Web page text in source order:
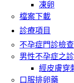
凍卵
檔案下載
診療項目
不孕症門診檢查
男性不孕症之
經皮膚穿
口服排卵藥